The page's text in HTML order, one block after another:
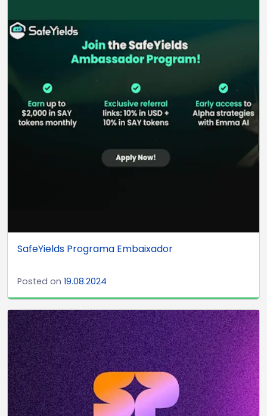
SafeYields Programa Embaixador
Posted on 19.08.2024